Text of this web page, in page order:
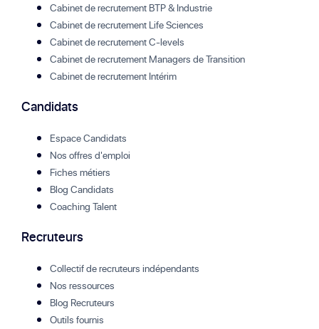
Cabinet de recrutement BTP & Industrie
Cabinet de recrutement Life Sciences
Cabinet de recrutement C-levels
Cabinet de recrutement Managers de Transition
Cabinet de recrutement Intérim
Candidats
Espace Candidats
Nos offres d'emploi
Fiches métiers
Blog Candidats
Coaching Talent
Recruteurs
Collectif de recruteurs indépendants
Nos ressources
Blog Recruteurs
Outils fournis